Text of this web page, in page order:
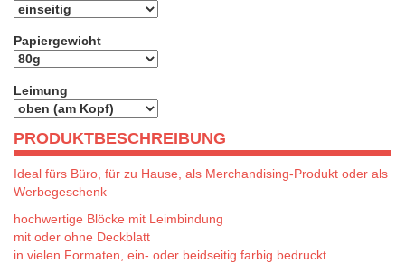
Papiergewicht
Leimung
PRODUKTBESCHREIBUNG
Ideal fürs Büro, für zu Hause, als Merchandising-Produkt oder als
Werbegeschenk
hochwertige Blöcke mit Leimbindung
mit oder ohne Deckblatt
in vielen Formaten, ein- oder beidseitig farbig bedruckt